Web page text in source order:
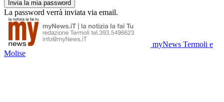
La password verrà inviata via email.
myNews Termoli e
Molise